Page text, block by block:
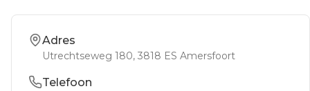
Adres
Utrechtseweg 180, 3818 ES Amersfoort
Telefoon